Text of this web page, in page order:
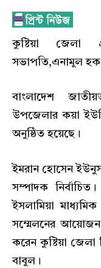
কুষ্টিয়া জেলা
সভাপতি,এনামুল হক
বাংলাদেশ
উপজেলার কয়া
অনুষ্ঠিত হয়েছে।
ইমরান হোসেন
সম্পাদক
ইসলামিয়া
সম্মেলনের আয়োজন
করেন কুষ্টিয়া
বাবুল।